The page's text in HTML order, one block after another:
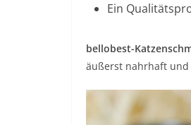
Ein
bellobest-
äußerst nahrhaft und